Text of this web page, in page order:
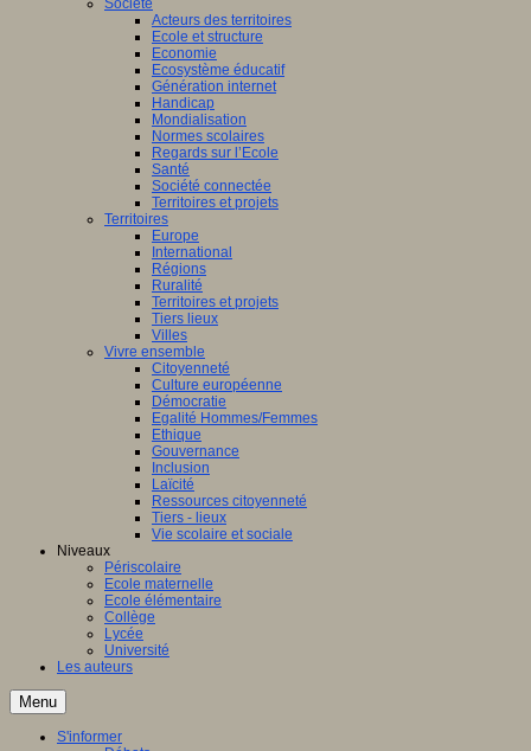
Société
Acteurs des territoires
Ecole et structure
Economie
Ecosystème éducatif
Génération internet
Handicap
Mondialisation
Normes scolaires
Regards sur l’Ecole
Santé
Société connectée
Territoires et projets
Territoires
Europe
International
Régions
Ruralité
Territoires et projets
Tiers lieux
Villes
Vivre ensemble
Citoyenneté
Culture européenne
Démocratie
Egalité Hommes/Femmes
Ethique
Gouvernance
Inclusion
Laïcité
Ressources citoyenneté
Tiers - lieux
Vie scolaire et sociale
Niveaux
Périscolaire
Ecole maternelle
Ecole élémentaire
Collège
Lycée
Université
Les auteurs
Menu
S'informer